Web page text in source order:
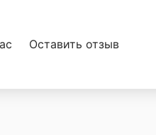
Оставить отзыв